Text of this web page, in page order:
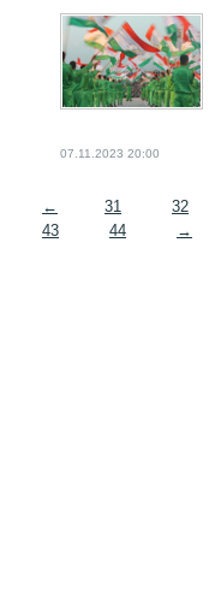
07.11.2023 20:00
← 31 32
43
44 →